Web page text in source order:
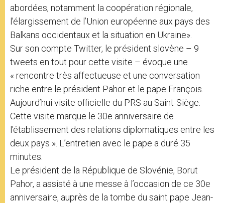
abordées, notamment la coopération régionale,
l’élargissement de l’Union européenne aux pays des
Balkans occidentaux et la situation en Ukraine».
Sur son compte Twitter, le président slovène – 9
tweets en tout pour cette visite – évoque une
« rencontre très affectueuse et une conversation
riche entre le président Pahor et le pape François.
Aujourd’hui visite officielle du PRS au Saint-Siège.
Cette visite marque le 30e anniversaire de
l’établissement des relations diplomatiques entre les
deux pays ». L’entretien avec le pape a duré 35
minutes.
Le président de la République de Slovénie, Borut
Pahor, a assisté à une messe à l’occasion de ce 30e
anniversaire, auprès de la tombe du saint pape Jean-